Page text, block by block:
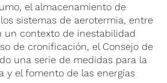
el almacenamiento de
sistemas de aerotermia, entre
un contexto de inestabilidad
de cronificación, el Consejo de
una serie de medidas para la
y el fomento de las energías